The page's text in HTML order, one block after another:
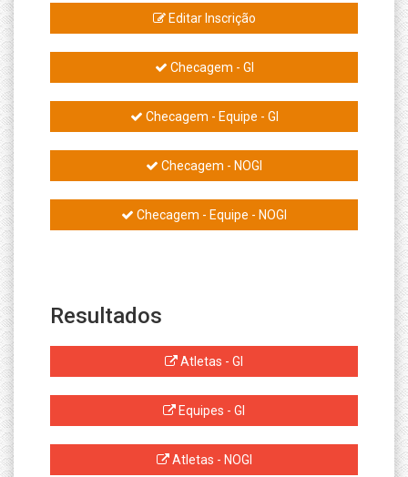
Editar Inscrição
Checagem - GI
Checagem - Equipe - GI
Checagem - NOGI
Checagem - Equipe - NOGI
Resultados
Atletas - GI
Equipes - GI
Atletas - NOGI